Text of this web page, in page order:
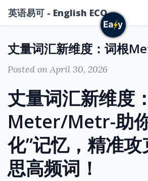
英语易可 - English ECO
Posted on April 30, 2026
丈量词汇新维度
Meter/Metr-助
化”记忆，精准
思高频词！